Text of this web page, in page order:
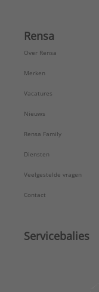
Rensa
Over Rensa
Merken
Vacatures
Nieuws
Rensa Family
Diensten
Veelgestelde vragen
Contact
Servicebalies